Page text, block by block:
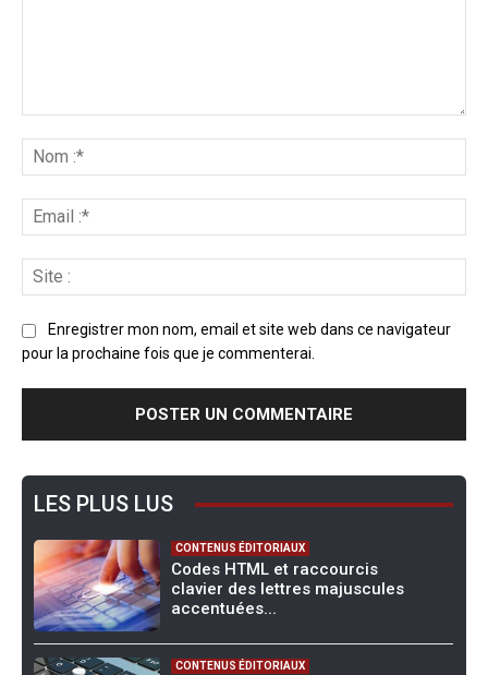
Enregistrer mon nom, email et site web dans ce navigateur
pour la prochaine fois que je commenterai.
LES PLUS LUS
CONTENUS ÉDITORIAUX
Codes HTML et raccourcis
clavier des lettres majuscules
accentuées...
CONTENUS ÉDITORIAUX